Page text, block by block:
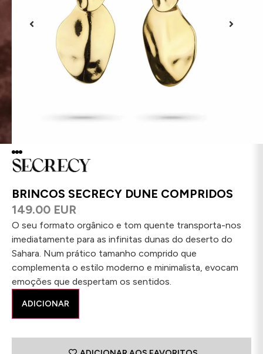
BRINCOS SECRECY DUNE COMPRIDOS
149.00 EUR
O seu formato orgânico e tom quente transporta-nos
imediatamente para as infinitas dunas do deserto do
Sahara. Num prático tamanho comprido que
complementa o estilo moderno e minimalista, evocam
emoções que despertam os sentidos.
ADICIONAR